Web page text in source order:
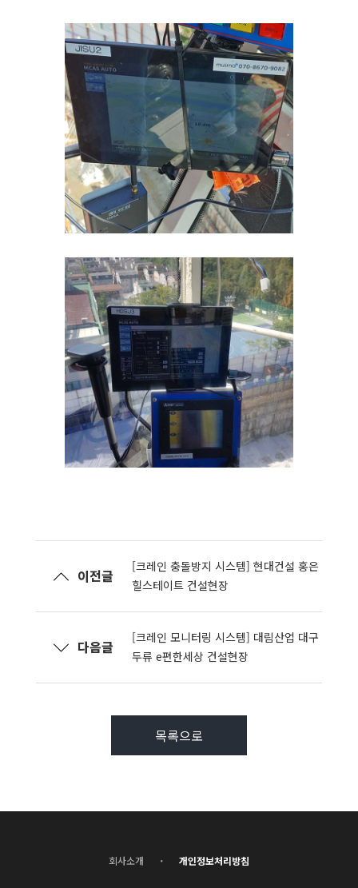
이전글
[크레인 충돌방지 시스템] 현대건설 홍은
힐스테이트 건설현장
다음글
[크레인 모니터링 시스템] 대림산업 대구
두류 e편한세상 건설현장
목록으로
회사소개 · 개인정보처리방침